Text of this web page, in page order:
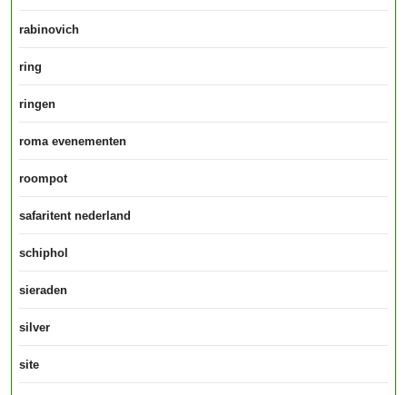
rabinovich
ring
ringen
roma evenementen
roompot
safaritent nederland
schiphol
sieraden
silver
site